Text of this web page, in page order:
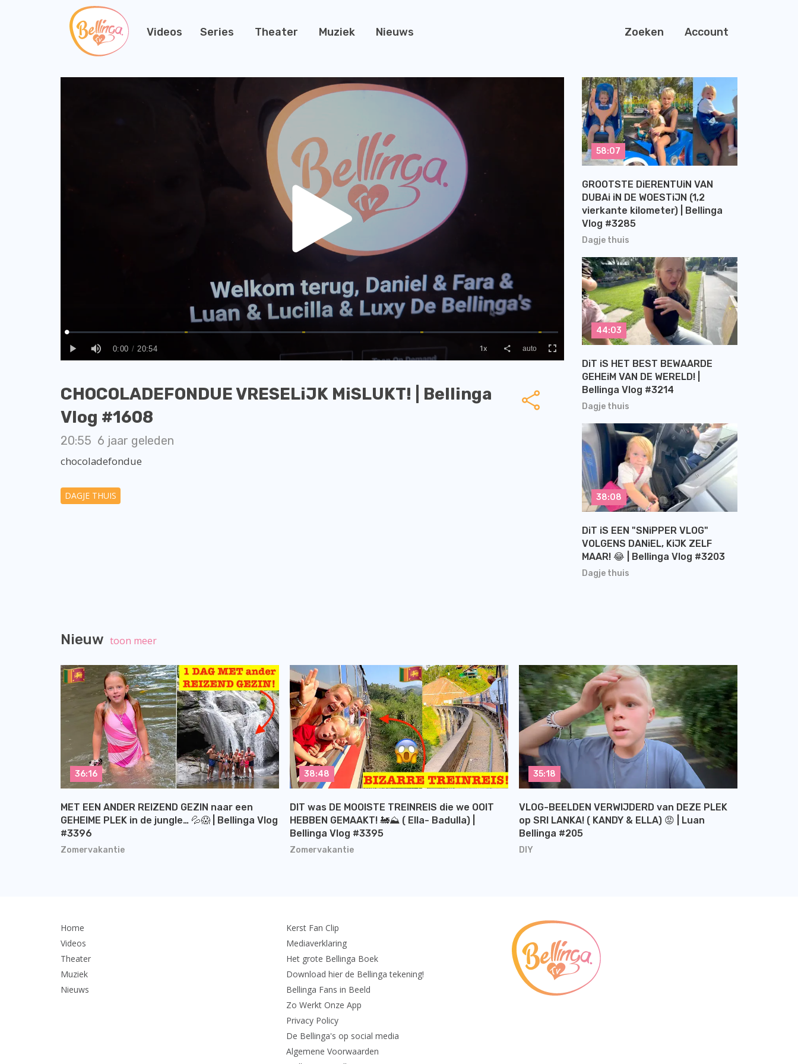
Videos Series Theater Muziek Nieuws Zoeken Account
CHOCOLADEFONDUE VRESELiJK MiSLUKT! | Bellinga
Vlog #1608
20:55 6 jaar geleden
chocoladefondue
DAGJE THUIS
Dagje thuis
GROOTSTE DiERENTUiN VAN
DUBAi iN DE WOESTiJN (1,2
vierkante kilometer) | Bellinga
Vlog #3285
58:07
Dagje thuis
DiT iS HET BEST BEWAARDE
GEHEiM VAN DE WERELD! |
Bellinga Vlog #3214
44:03
Dagje thuis
DiT iS EEN "SNiPPER VLOG"
VOLGENS DANiEL, KiJK ZELF
MAAR! 😂 | Bellinga Vlog #3203
38:08
Nieuw toon meer
Zomervakantie
MET EEN ANDER REIZEND GEZIN naar een
GEHEIME PLEK in de jungle… 💦😱 | Bellinga Vlog
#3396
36:16
Zomervakantie
DIT was DE MOOISTE TREINREIS die we OOIT
HEBBEN GEMAAKT! 🚂⛰️ ( Ella- Badulla) |
Bellinga Vlog #3395
38:48
DIY
VLOG-BEELDEN VERWIJDERD van DEZE PLEK
op SRI LANKA! ( KANDY & ELLA) 😡 | Luan
Bellinga #205
35:18
Home
Videos
Theater
Muziek
Nieuws
Kerst Fan Clip
Mediaverklaring
Het grote Bellinga Boek
Download hier de Bellinga tekening!
Bellinga Fans in Beeld
Zo Werkt Onze App
Privacy Policy
De Bellinga's op social media
Algemene Voorwaarden